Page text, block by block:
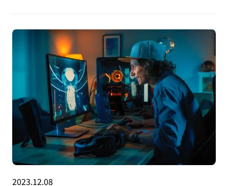
2023.12.08